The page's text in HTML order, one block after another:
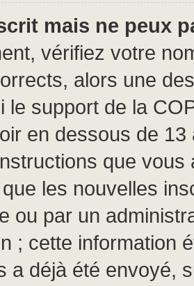
mais ne peux
vérifiez votre
alors une
le support de la
en dessous de
que
les nouvelles
ou par un
; cette information
a déjà été envoyé,